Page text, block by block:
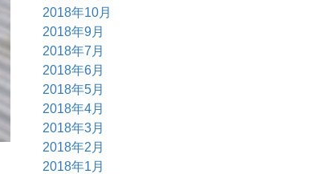
2018年10月
2018年9月
2018年7月
2018年6月
2018年5月
2018年4月
2018年3月
2018年2月
2018年1月